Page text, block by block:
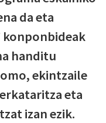
da eta
konponbideak
handitu
ekintzaile
eta
izan ezik.